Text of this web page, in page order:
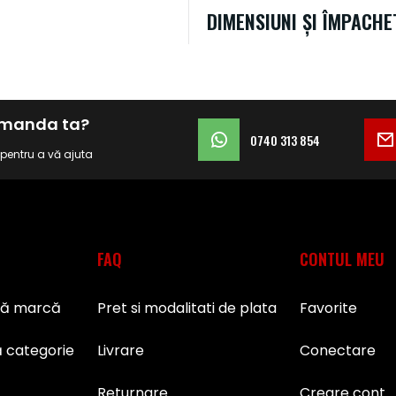
DIMENSIUNI ȘI
ta?
a vă ajuta
0740 313 854
marcă
categorie
FAQ
Pret si modalitati de plata
Livrare
CONTUL MEU
Favorite
Conectare